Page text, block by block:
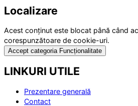
Localizare
Acest conținut este blocat până când
corespunzătoare de cookie-uri.
Accept categoria Funcționalitate
LINKURI UTILE
Prezentare generală
Contact